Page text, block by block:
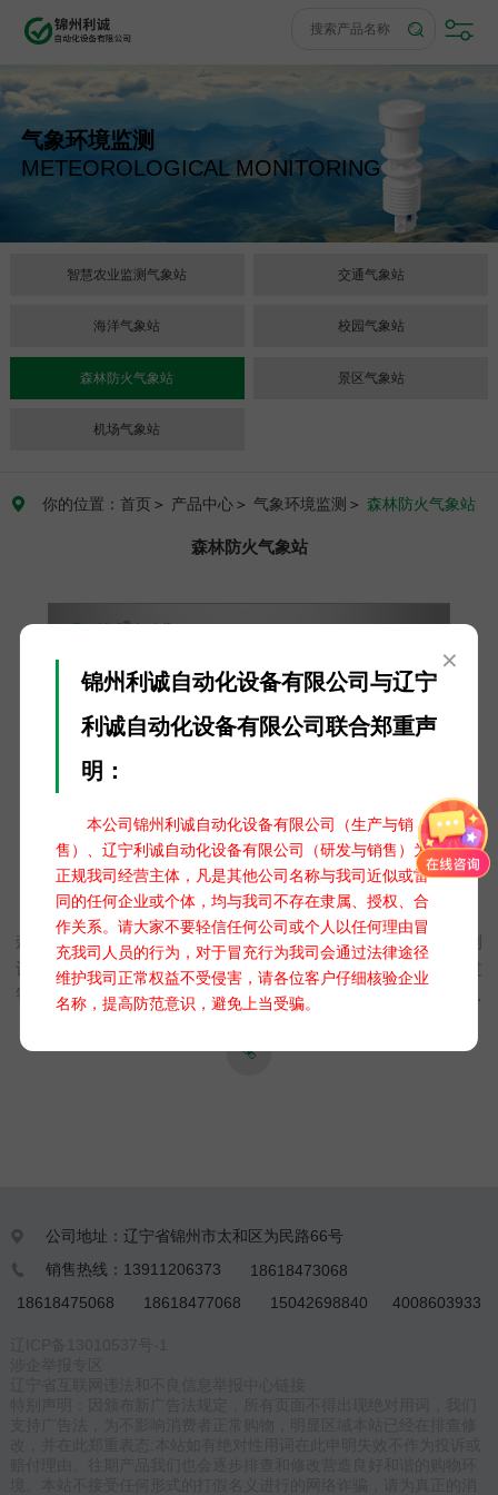
×
锦州利诚自动化设备有限公司与辽宁
利诚自动化设备有限公司联合郑重声
明：
本公司锦州利诚自动化设备有限公司（生产与销
售）、辽宁利诚自动化设备有限公司（研发与销售）为
正规我司经营主体，凡是其他公司名称与我司近似或雷
同的任何企业或个体，均与我司不存在隶属、授权、合
作关系。请大家不要轻信任何公司或个人以任何理由冒
充我司人员的行为，对于冒充行为我司会通过法律途径
维护我司正常权益不受侵害，请各位客户仔细核验企业
名称，提高防范意识，避免上当受骗。
气象环境监测
METEOROLOGICAL MONITORING
智慧农业监测气象站 交通气象站
海洋气象站 校园气象站
森林防火气象站 景区气象站
机场气象站
 你的位置：首页 ＞ 产品中心＞ 气象环境监测 ＞ 森林防火气象站
森林防火气象站
森林防火气象站
森林防火气象站，专为森林火险预警设计。集成高精度气象监测
设备，实时监测温度、湿度、风速、风向等关键火险因子，通过
智能算法评估火险等级，助力森林管理部门提前预警，科学制定
泛应用于全国各大林区、自然保护区及重点防火区域，是森林防
 公司地址：辽宁省锦州市太和区为民路66号
 销售热线：13911206373
18618473068
18618475068
18618477068 15042698840 4008603933